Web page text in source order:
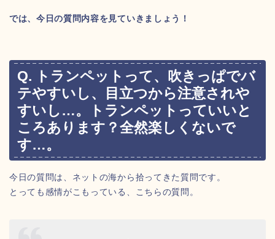
では、今日の質問内容を見ていきましょう！
Q. トランペットって、吹きっぱでバ
テやすいし、目立つから注意されや
すいし…。トランペットっていいと
ころあります？全然楽しくないで
す…。
今日の質問は、ネットの海から拾ってきた質問です。
とっても感情がこもっている、こちらの質問。